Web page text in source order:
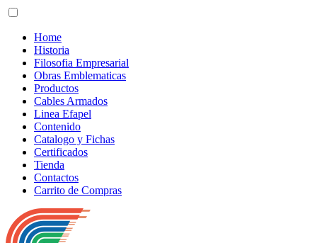
Home
Historia
Filosofia Empresarial
Obras Emblematicas
Productos
Cables Armados
Linea Efapel
Contenido
Catalogo y Fichas
Certificados
Tienda
Contactos
Carrito de Compras